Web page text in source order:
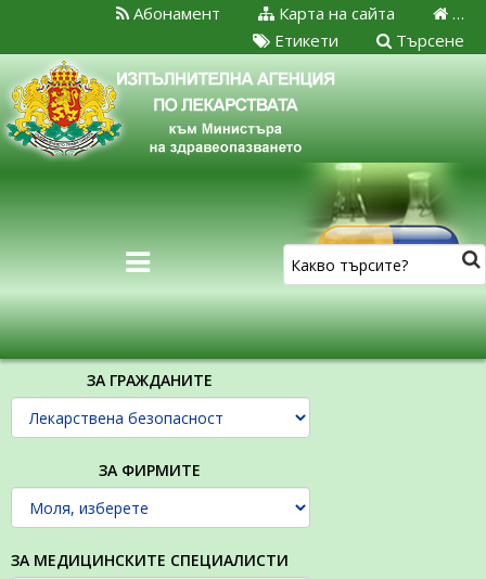
…
Карта на сайта
Абонамент
Търсене
Етикети
ЗА ГРАЖДАНИТЕ
ЗА ФИРМИТЕ
ЗА МЕДИЦИНСКИТЕ СПЕЦИАЛИСТИ